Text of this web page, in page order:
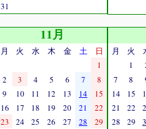
31
11月
月 火 水 木 金 土
日
1
2
3 4 5 6 7
8
9
10 11 12 13 14
15
16
17 18 19 20 21
22
23
24 25 26 27 28
29
月 火
1
7
8
14
15
21
22
28
29